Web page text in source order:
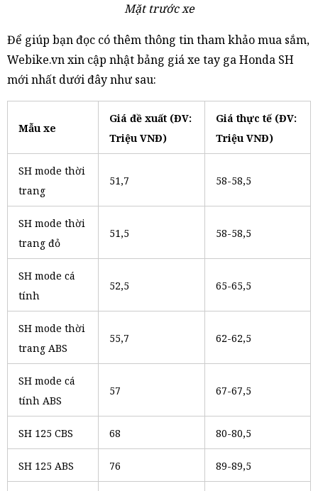
Mặt trước xe
Để giúp bạn đọc có thêm thông tin tham khảo mua sắm,
Webike.vn xin cập nhật bảng giá xe tay ga Honda SH
mới nhất dưới đây như sau:
Mẫu xe
Giá đề xuất (ĐV:
Triệu VNĐ)
Giá thực tế (ĐV:
Triệu VNĐ)
SH mode thời
trang
51,7 58-58,5
SH mode thời
trang đỏ
51,5 58-58,5
SH mode cá
tính
52,5 65-65,5
SH mode thời
trang ABS
55,7 62-62,5
SH mode cá
tính ABS
57 67-67,5
SH 125 CBS 68 80-80,5
SH 125 ABS 76 89-89,5